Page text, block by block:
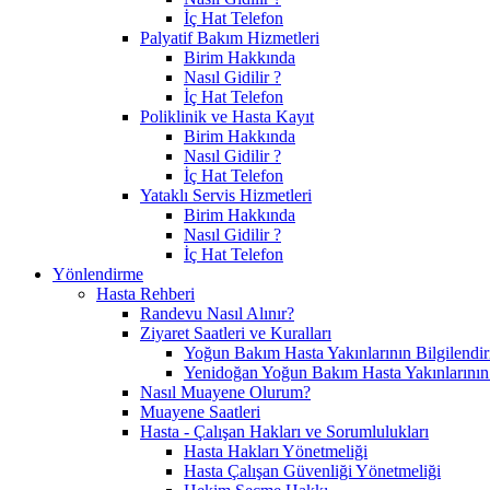
İç Hat Telefon
Palyatif Bakım Hizmetleri
Birim Hakkında
Nasıl Gidilir ?
İç Hat Telefon
Poliklinik ve Hasta Kayıt
Birim Hakkında
Nasıl Gidilir ?
İç Hat Telefon
Yataklı Servis Hizmetleri
Birim Hakkında
Nasıl Gidilir ?
İç Hat Telefon
Yönlendirme
Hasta Rehberi
Randevu Nasıl Alınır?
Ziyaret Saatleri ve Kuralları
Yoğun Bakım Hasta Yakınlarının
Yenidoğan Yoğun Bakım Hasta
Nasıl Muayene Olurum?
Muayene Saatleri
Hasta - Çalışan Hakları ve Sorumlulukları
Hasta Hakları Yönetmeliği
Hasta Çalışan Güvenliği Yönetmeliği